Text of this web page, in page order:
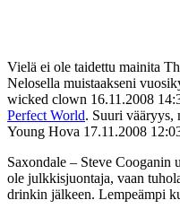
Vielä ei ole taidettu mainita
Nelosella muistaakseni
wicked clown 16.11.2008
Perfect World. Suuri vääryys,
Young Hova 17.11.2008
Saxondale – Steve Cooganin
ole julkkisjuontaja, vaan
drinkin jälkeen. Lempeämpi